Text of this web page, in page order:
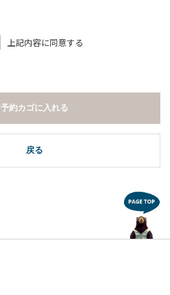
上記内容に同意する
戻る
予約カゴに入れる